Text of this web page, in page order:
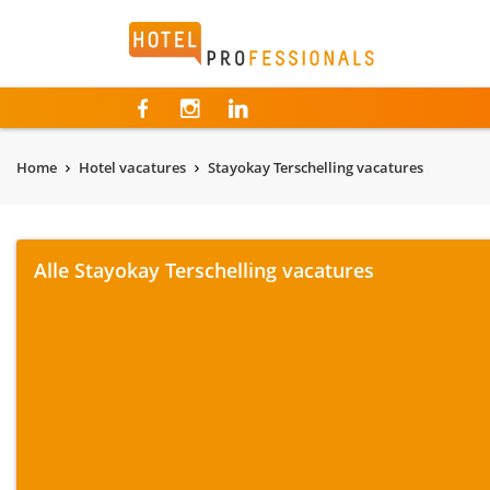
Hotelprofessionals
Home Hotel vacatures Stayokay Terschelling vacatures
Alle Stayokay Terschelling vacatures